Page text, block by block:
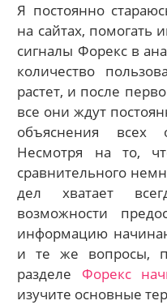
Я постоянно
на сайтах, помогать
сигналы Форекс в
количество
растет, и после
все они ждут
объяснения всех
Несмотря на то,
сравнительного
дел хватает
возможности
информацию
и те же вопросы,
разделе Форекс
изучите основные